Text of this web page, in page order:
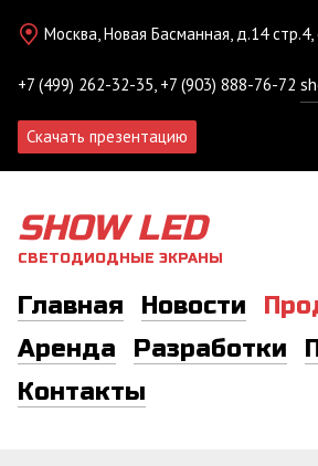
Москва, Новая Басманная, д.14
+7 (499) 262-32-35, +7 (903) 888-76-72
Скачать презентацию
SHOW LED
СВЕТОДИОДНЫЕ ЭКРАНЫ
Главная Новости
Аренда
Разработки
Контакты